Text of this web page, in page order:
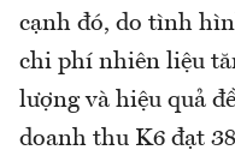
cạnh đó, do tình
chi phí nhiên liệu
lượng và hiệu quả
doanh thu K6 đạt